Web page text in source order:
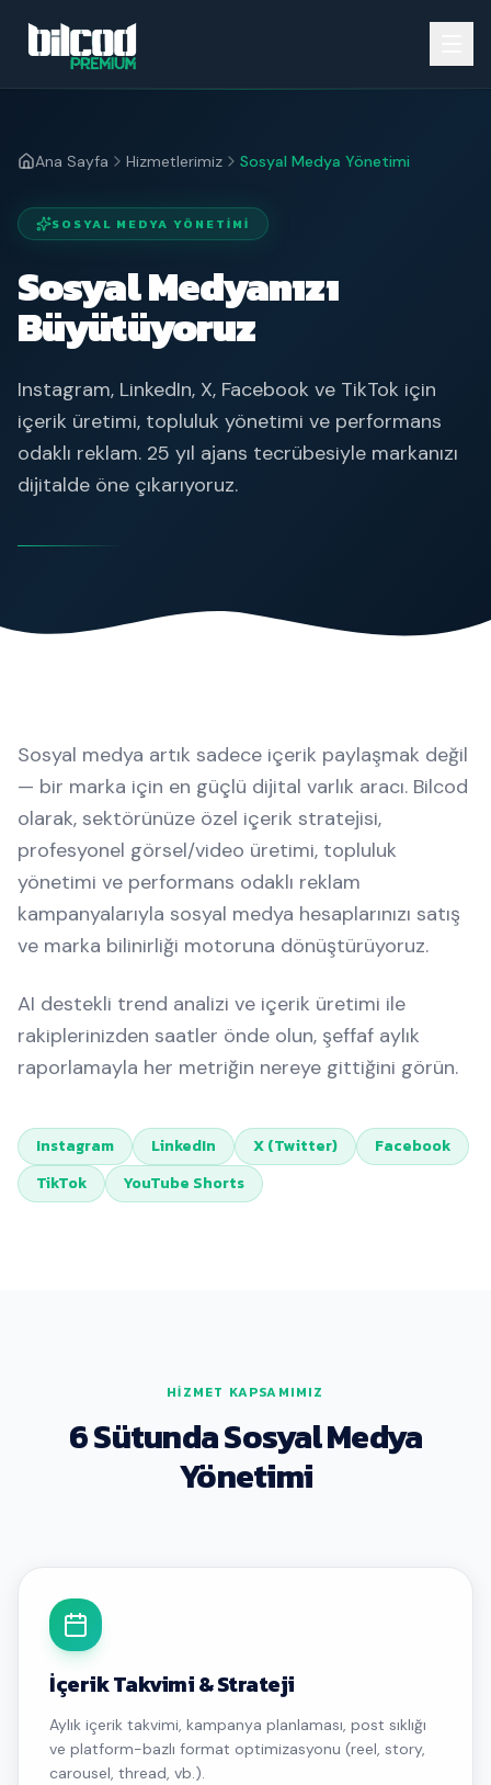
Ana Sayfa Hizmetlerimiz Sosyal Medya Yönetimi
SOSYAL MEDYA YÖNETIMI
Sosyal Medyanızı
Büyütüyoruz
Instagram, LinkedIn, X, Facebook ve TikTok için
içerik üretimi, topluluk yönetimi ve performans
odaklı reklam. 25 yıl ajans tecrübesiyle markanızı
dijitalde öne çıkarıyoruz.
Sosyal medya artık sadece içerik paylaşmak değil
— bir marka için en güçlü dijital varlık aracı. Bilcod
olarak, sektörünüze özel içerik stratejisi,
profesyonel görsel/video üretimi, topluluk
yönetimi ve performans odaklı reklam
kampanyalarıyla sosyal medya hesaplarınızı satış
ve marka bilinirliği motoruna dönüştürüyoruz.
AI destekli trend analizi ve içerik üretimi ile
rakiplerinizden saatler önde olun, şeffaf aylık
raporlamayla her metriğin nereye gittiğini görün.
Instagram LinkedIn X (Twitter)
Facebook
TikTok
YouTube Shorts
HIZMET KAPSAMIMIZ
6 Sütunda Sosyal Medya
Yönetimi
İçerik Takvimi & Strateji
Aylık içerik takvimi, kampanya planlaması, post sıklığı
ve platform-bazlı format optimizasyonu (reel, story,
carousel, thread, vb.).